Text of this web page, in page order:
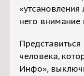
него
человека,
Инфо»,